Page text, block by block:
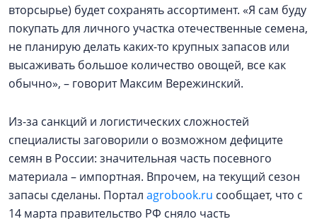
вторсырье) будет сохранять ассортимент. «Я сам буду
покупать для личного участка отечественные семена,
не планирую делать каких-то крупных запасов или
высаживать большое количество овощей, все как
обычно», – говорит Максим Вережинский.
Из-за санкций и логистических сложностей
специалисты заговорили о возможном дефиците
семян в России: значительная часть посевного
материала – импортная. Впрочем, на текущий сезон
запасы сделаны. Портал agrobook.ru сообщает, что с
14 марта правительство РФ сняло часть